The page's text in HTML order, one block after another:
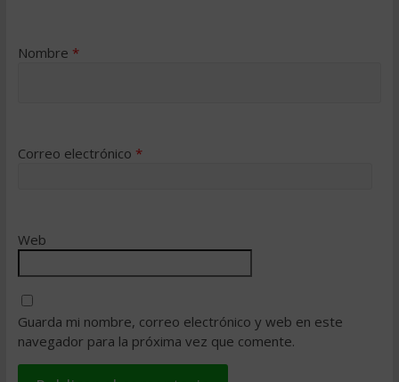
Nombre *
Correo electrónico *
Web
Guarda mi nombre, correo electrónico y web en este
navegador para la próxima vez que comente.